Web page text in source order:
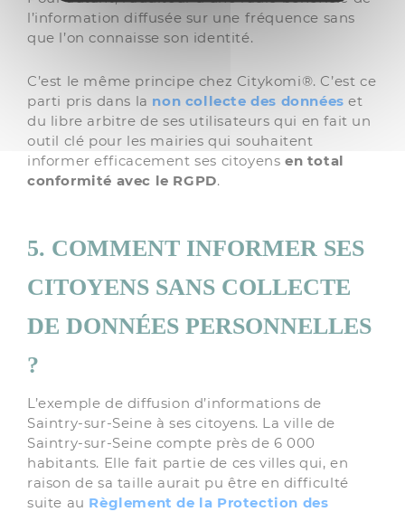
l’information diffusée sur une fréquence sans
que l’on connaisse son identité.
C’est le même principe chez Citykomi®. C’est ce
parti pris dans la non collecte des données et
du libre arbitre de ses utilisateurs qui en fait un
outil clé pour les mairies qui souhaitent
informer efficacement ses citoyensen total
conformité avec le RGPD.
5. COMMENT INFORMER SES
CITOYENS SANS COLLECTE
DE DONNÉES PERSONNELLES
?
L’exemple de diffusion d’informations de
Saintry-sur-Seine à ses citoyens. La ville de
Saintry-sur-Seine compte près de 6 000
habitants. Elle fait partie de ces villes qui, en
raison de sa taille aurait pu être en difficulté
suite au Règlement de la Protection des